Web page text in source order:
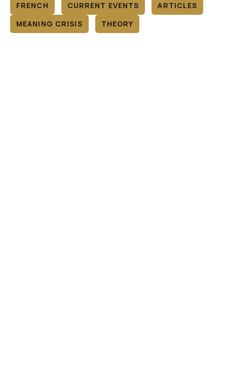
FRENCH
CURRENT EVENTS
ARTICLES
MEANING CRISIS
THEORY